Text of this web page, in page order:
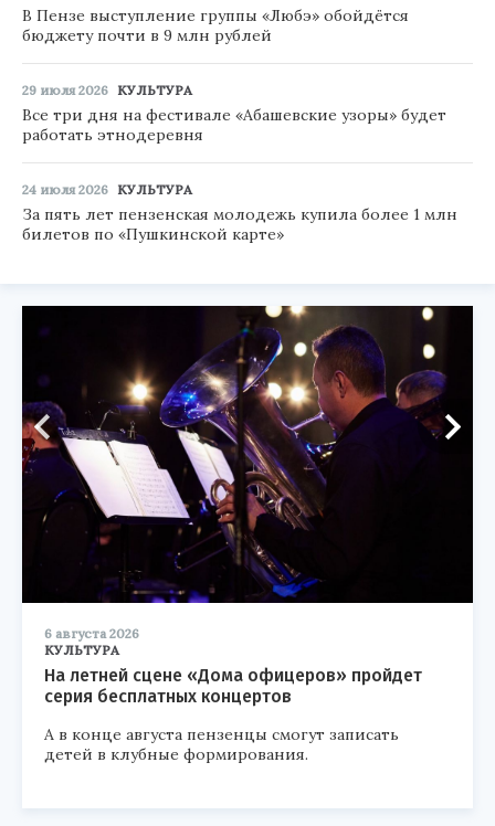
В Пензе выступление группы «Любэ» обойдётся
бюджету почти в 9 млн рублей
29 июля 2026 КУЛЬТУРА
Все три дня на фестивале «Абашевские узоры» будет
работать этнодеревня
24 июля 2026 КУЛЬТУРА
За пять лет пензенская молодежь купила более 1 млн
билетов по «Пушкинской карте»
6 августа 2026
КУЛЬТУРА
На летней сцене «Дома офицеров» пройдет
серия бесплатных концертов
А в конце августа пензенцы смогут записать
детей в клубные формирования.